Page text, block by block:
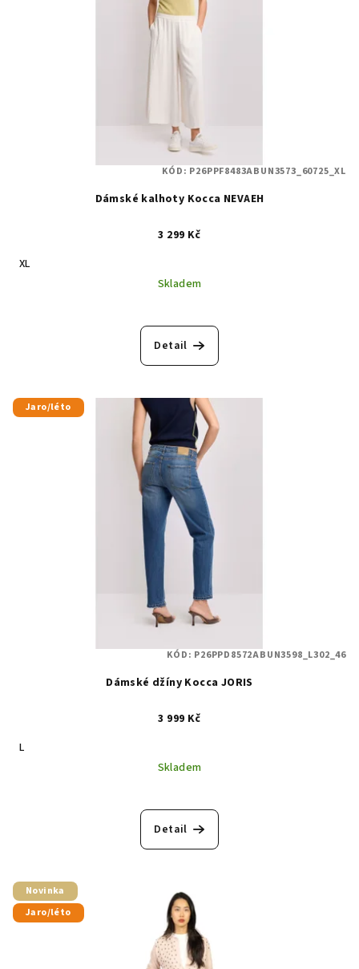
Dámské kalhoty Kocca NEVAEH
3 299 Kč
XL
Skladem
Detail
KÓD: P26PPF8483ABUN3573_60725_XL
Jaro/léto
Dámské džíny Kocca JORIS
3 999 Kč
L
Skladem
Detail
KÓD: P26PPD8572ABUN3598_L302_46
Novinka
Jaro/léto